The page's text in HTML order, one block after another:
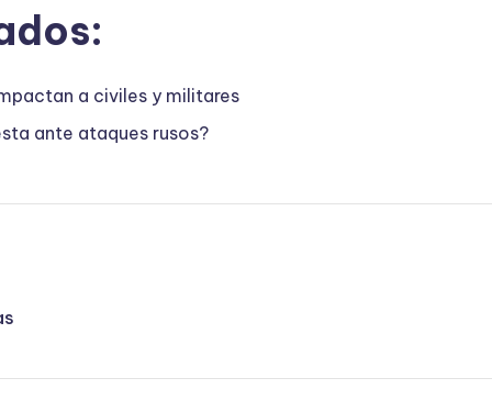
a civiles y militares
ante ataques rusos?